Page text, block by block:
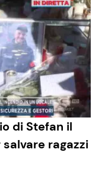
di Stefan il
ragazzi